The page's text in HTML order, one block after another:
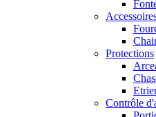
Protections
Contrôle